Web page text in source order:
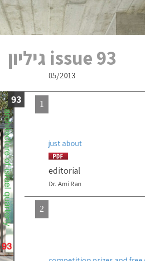
issue 93 גיליון
05/2013
just about
editorial
Dr. Ami Ran
1
2
93